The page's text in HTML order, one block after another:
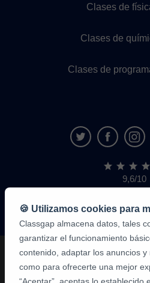
Clases de
Clases de
Clases de
9,6/10
alumnos
🍪 Utilizamos cookies para
Classgap almacena datos, tales
garantizar el funcionamiento
contenido, adaptar los anuncios
como para ofrecerte una mejor